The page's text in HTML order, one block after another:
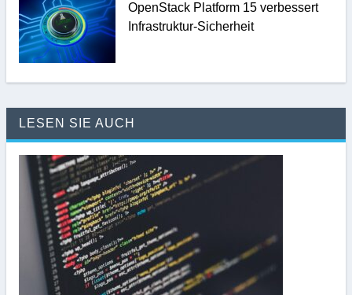
OpenStack Platform 15 verbessert
Infrastruktur-Sicherheit
LESEN SIE AUCH